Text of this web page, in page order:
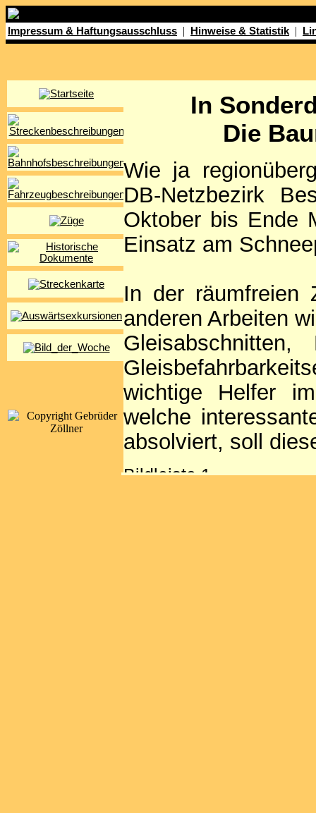
Impressum & Haftungsausschluss | Hinweise & Statistik |
In
Die
Wie ja
DB-Netzbezirk
Oktober bis Ende
Einsatz am
In der räumfreien
anderen Arbeiten
wichtige Helfer
welche
absolviert, soll
Bildleiste 1